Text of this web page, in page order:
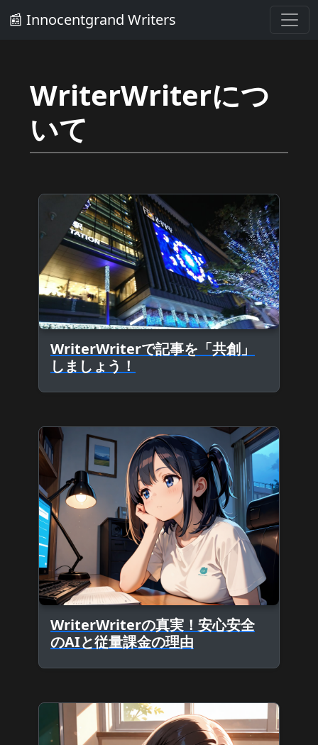
📰 Innocentgrand Writers
WriterWriterにつ
いて
WriterWriterで記事を「共創」
しましょう！
WriterWriterの真実！安心安全
のAIと従量課金の理由